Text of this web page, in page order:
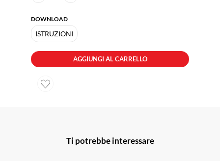
DOWNLOAD
ISTRUZIONI
AGGIUNGI AL CARRELLO
Ti potrebbe interessare